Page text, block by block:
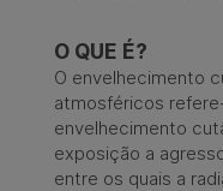
O QUE É?
O envelhecimento
atmosféricos
envelhecimento
exposição a
entre os quais a